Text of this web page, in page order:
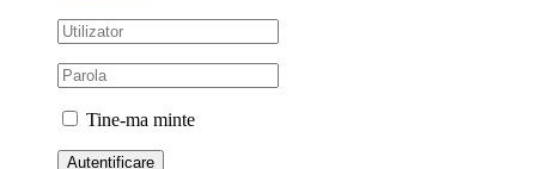
Tine-ma minte